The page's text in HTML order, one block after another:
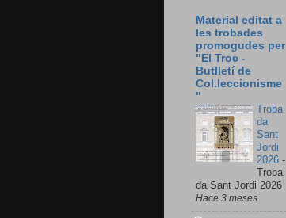
Material editat a
les trobades
promogudes per
"El Troc -
Butlletí de
Col.leccionisme
"
Troba
da
Sant
Jordi
2026 -
Troba
da Sant Jordi 2026
Hace 3 meses